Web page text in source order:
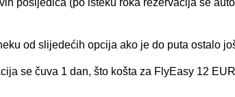
posljedica (po isteku roka rezervacija se
od slijedećih opcija ako je do puta ostalo
se čuva 1 dan, što košta za FlyEasy 12